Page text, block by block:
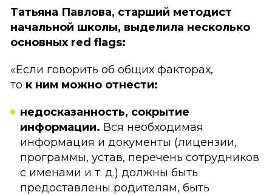
Татьяна Павлова, старший методист
начальной школы, выделила несколько
основных red flags:
«Если говорить об общих факторах,
то к ним можно отнести:
недосказанность, сокрытие
информации. Вся необходимая
информация и документы (лицензии,
программы, устав, перечень сотрудников
с именами и т. д.) должны быть
предоставлены родителям, быть